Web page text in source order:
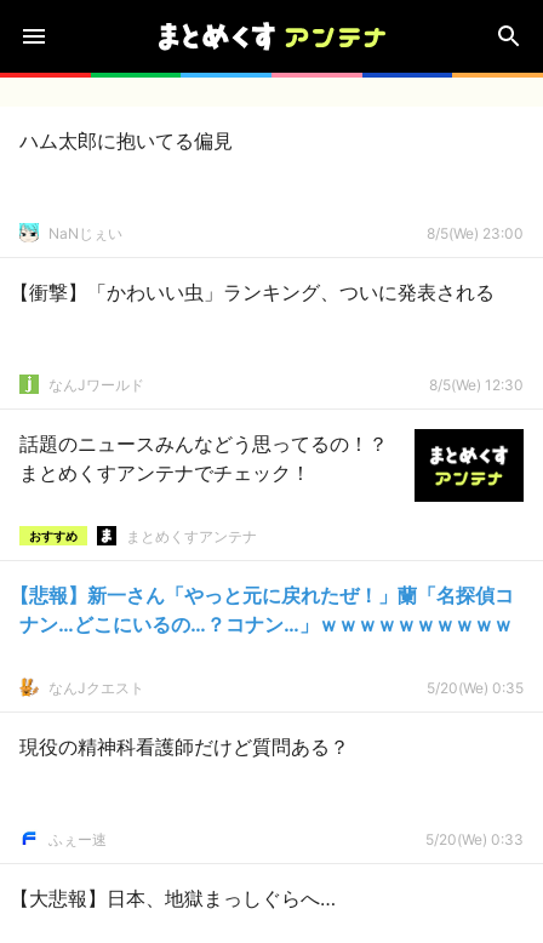
ハム太郎に抱いてる偏見
NaNじぇい 8/5(We) 23:00
【衝撃】「かわいい虫」ランキング、ついに発表される
なんJワールド 8/5(We) 12:30
話題のニュースみんなどう思ってるの！？
まとめくすアンテナでチェック！
おすすめ まとめくすアンテナ
【悲報】新一さん「やっと元に戻れたぜ！」蘭「名探偵コ
ナン…どこにいるの…？コナン…」ｗｗｗｗｗｗｗｗｗｗ
なんJクエスト 5/20(We) 0:35
現役の精神科看護師だけど質問ある？
ふぇー速 5/20(We) 0:33
【大悲報】日本、地獄まっしぐらへ…